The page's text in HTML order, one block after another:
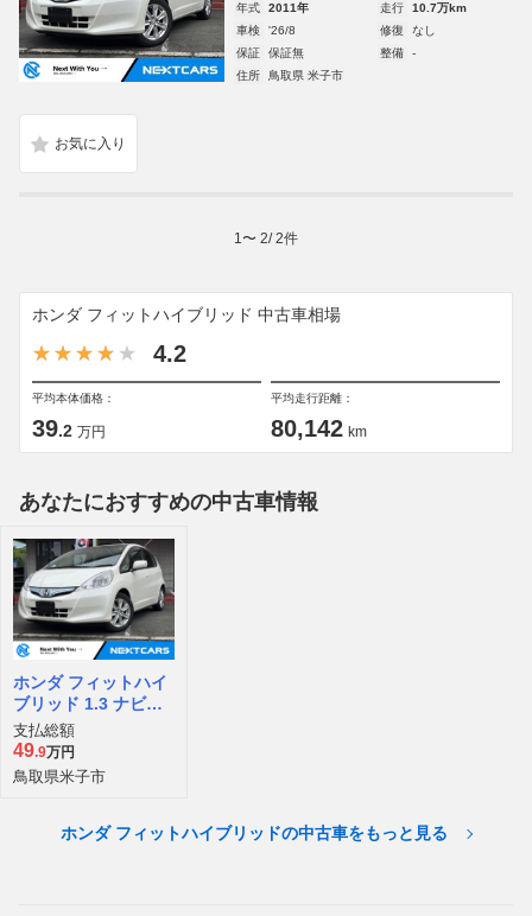
年式 2011年 走行
10.7万km
車検
'26/8 修復
なし
保証
保証無 整備
-
住所
鳥取県 米子市
1 〜 2/2件
ホンダ フィットハイブリッド 中古車相場
4.2
平均本体価格：
39.2 万円
平均走行距離：
80,142 km
あなたにおすすめの中古車情報
ホンダ フィットハイ
ブリッド 1.3 ナビプ
レミアムセレクショ
ン
支払総額
49.9万円
鳥取県米子市
ホンダ フィットハイブリッドの中古車をもっと見る